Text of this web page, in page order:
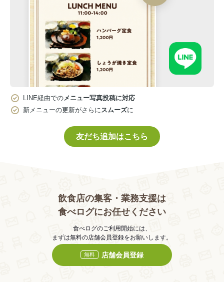
LINE経由でのメニュー写真投稿に対応
新メニューの更新がさらにスムーズに
友だち追加はこちら
飲食店の集客・業務支援は
食べログにお任せください
食べログのご利用開始には、
まずは無料の店舗会員登録をお願いします。
無料 店舗会員登録